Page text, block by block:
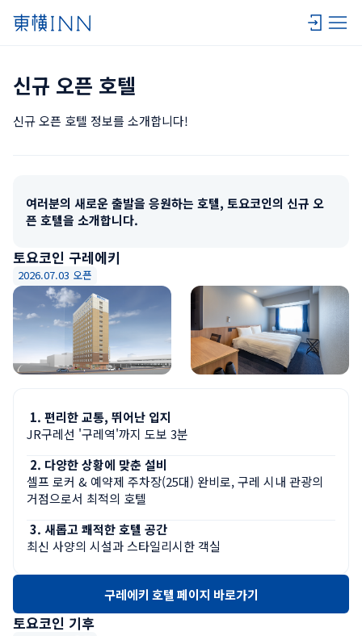
신규 오픈 호텔
신규 오픈 호텔 정보를 소개합니다!
여러분의 새로운 출발을 응원하는 호텔, 토요코인의 신규 오
픈 호텔을 소개합니다.
토요코인 구레에키
2026.07.03 오픈
편리한 교통, 뛰어난 입지
JR구레선 '구레역'까지 도보 3분
다양한 상황에 맞춘 설비
셀프 로커 & 예약제 주차장(25대) 완비로, 구레 시내 관광의
거점으로서 최적의 호텔
새롭고 쾌적한 호텔 공간
최신 사양의 시설과 스타일리시한 객실
구레에키 호텔 페이지 바로가기
토요코인 기후